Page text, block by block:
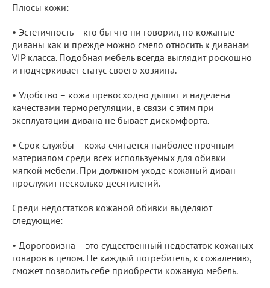
Плюсы кожи:
• Эстетичность – кто бы что ни говорил, но кожаные
диваны как и прежде можно смело относить к диванам
VIP класса. Подобная мебель всегда выглядит роскошно
и подчеркивает статус своего хозяина.
• Удобство – кожа превосходно дышит и наделена
качествами терморегуляции, в связи с этим при
эксплуатации дивана не бывает дискомфорта.
• Срок службы – кожа считается наиболее прочным
материалом среди всех используемых для обивки
мягкой мебели. При должном уходе кожаный диван
прослужит несколько десятилетий.
Среди недостатков кожаной обивки выделяют
следующие:
• Дороговизна – это существенный недостаток кожаных
товаров в целом. Не каждый потребитель, к сожалению,
сможет позволить себе приобрести кожаную мебель.